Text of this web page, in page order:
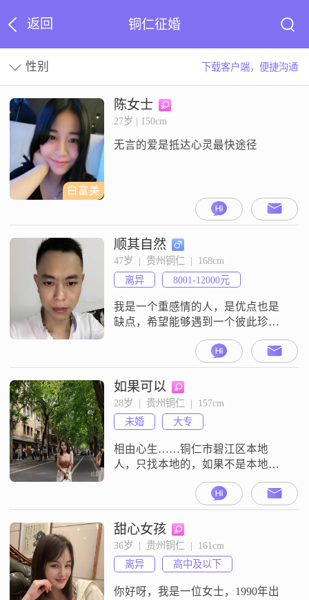
返回 铜仁征婚
性别 下载客户端，便捷沟通
白富美
陈女士
27岁 | 150cm
无言的爱是抵达心灵最快途径
顺其自然
47岁  |  贵州铜仁  |  168cm
离异
8001-12000元
我是一个重感情的人，是优点也是
缺点，希望能够遇到一个彼此珍
惜，理解包容，心地善良的女人，
余生不求富贵，但求开开心心和和
睦睦的过好下半辈子，青春年华的
时候不懂得情为何物，当懂得了情
为何物之后又失去了太多无法挽回
的东西，希望一切还来得及。
如果可以
28岁  |  贵州铜仁  |  157cm
未婚
大专
相由心生……铜仁市碧江区本地
人，只找本地的，如果不是本地的
请勿打扰，我职业护士 欣赏成熟稳
甜心女孩
36岁  |  贵州铜仁  |  161cm
离异
高中及以下
你好呀，我是一位女士，1990年出